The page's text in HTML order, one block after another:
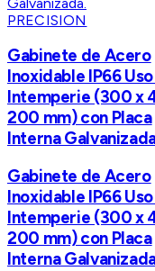
PRECISION
Gabinete de Acero
Inoxidable IP66
Intemperie (300 x
200 mm) con Placa
Interna
Gabinete de Acero
Inoxidable IP66
Intemperie (300 x
200 mm) con Placa
Interna